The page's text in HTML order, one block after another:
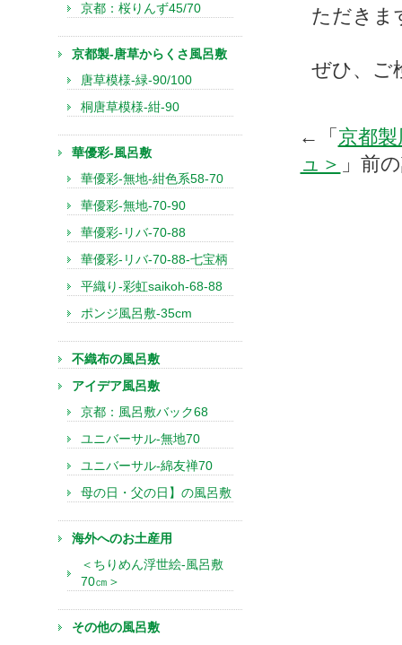
ただきま
ぜひ、ご
←「 京都
ュ＞ 」前
京都：桜りんず45/70
京都製-唐草からくさ風呂敷
唐草模様-緑-90/100
桐唐草模様-紺-90
華優彩-風呂敷
華優彩-無地-紺色系58-70
華優彩-無地-70-90
華優彩-リバ-70-88
華優彩-リバ-70-88-七宝柄
平織り-彩虹saikoh-68-88
ポンジ風呂敷-35cm
不織布の風呂敷
アイデア風呂敷
京都：風呂敷バック68
ユニバーサル-無地70
ユニバーサル-綿友禅70
母の日・父の日】の風呂敷
海外へのお土産用
＜ちりめん浮世絵-風呂敷
70㎝＞
その他の風呂敷